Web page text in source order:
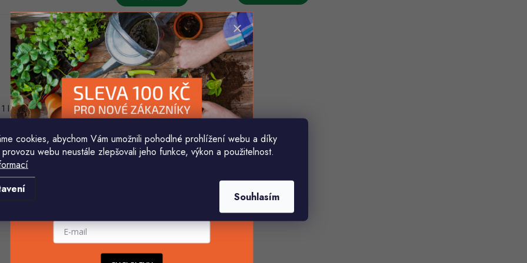
cookies, abychom Vám umožnili pohodlné prohlížení webu a díky
webu neustále zlepšovali jeho funkce, výkon a použitelnost.
Souhlasím
svačinový box
růžová
1 l
(11 ks)
43 Kč